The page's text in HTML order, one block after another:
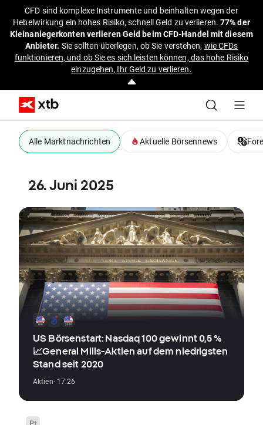
CFD sind komplexe Instrumente und beinhalten wegen der
Hebelwirkung ein hohes Risiko, schnell Geld zu verlieren.77% der
Kleinanlegerkonten verlieren Geld beim CFD-Handel mit diesem
Anbieter. Sie sollten überlegen, ob Sie verstehen, wie CFDs
funktionieren, und ob Sie es sich leisten können, das hohe Risiko
einzugehen, Ihr Geld zu verlieren.
Alle Marktnachrichten Aktuelle Börsennews
26. Juni 2025
US Börsenstart: Nasdaq 100 gewinnt 0,5 %
📈General Mills-Aktien auf dem niedrigsten
Stand seit 2020
Aktien· 17:26